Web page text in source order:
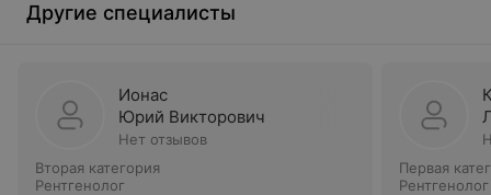
Другие специалисты
Ионас
Юрий Викторович
Нет отзывов
Вторая категория
Рентгенолог
Первая
Рентгенолог